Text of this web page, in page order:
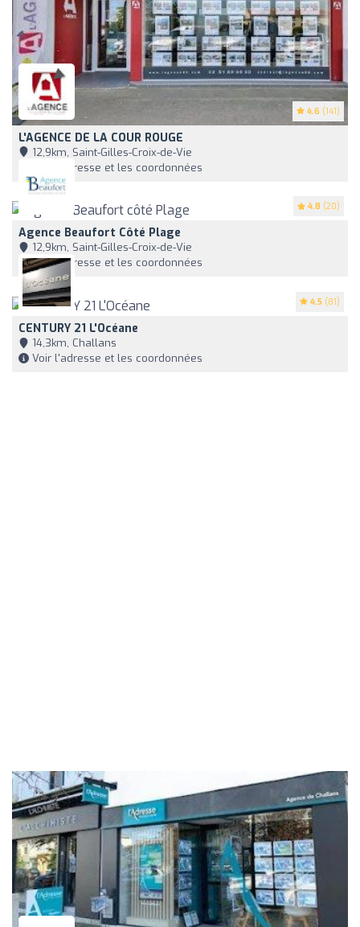
4.6 (141)
L'AGENCE DE LA COUR ROUGE
12,9km, Saint-Gilles-Croix-de-Vie
Voir l'adresse et les coordonnées
4.8 (20)
Agence Beaufort Côté Plage
12,9km, Saint-Gilles-Croix-de-Vie
Voir l'adresse et les coordonnées
4.5 (81)
CENTURY 21 L'Océane
14,3km, Challans
Voir l'adresse et les coordonnées